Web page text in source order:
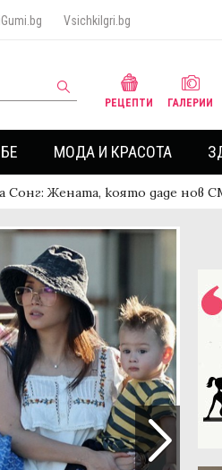
VsichkiIgri.bg
РЕЦЕПТИ ГАЛЕРИИ
МОДА И КРАСОТА
Сонг: Жената, която даде